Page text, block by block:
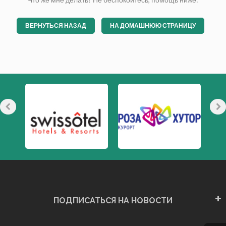
ВЕРНУТЬСЯ НАЗАД НА ДОМАШНЮЮ СТРАНИЦУ
ПОДПИСАТЬСЯ НА НОВОСТИ